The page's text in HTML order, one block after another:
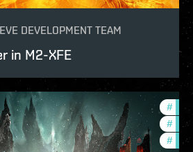
EVE DEVELOPMENT TEAM
in M2-XFE
# pvp
# in-
#